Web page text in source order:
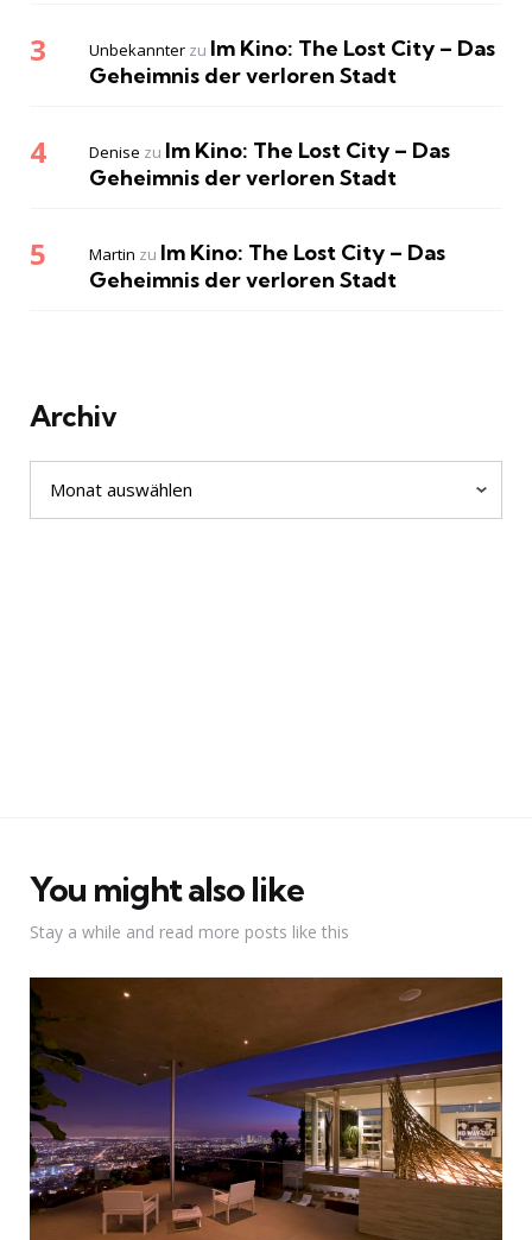
Unbekannter zu Im Kino: The Lost City – Das
Geheimnis der verloren Stadt
Denise zu Im Kino: The Lost City – Das
Geheimnis der verloren Stadt
Martin zu Im Kino: The Lost City – Das
Geheimnis der verloren Stadt
Archiv
You might also like
Stay a while and read more posts like this